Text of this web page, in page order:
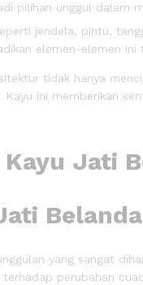
pilihan unggul dalam
jendela, pintu,
elemen-elemen
tidak hanya
Kayu ini memberikan
yang sangat
perubahan